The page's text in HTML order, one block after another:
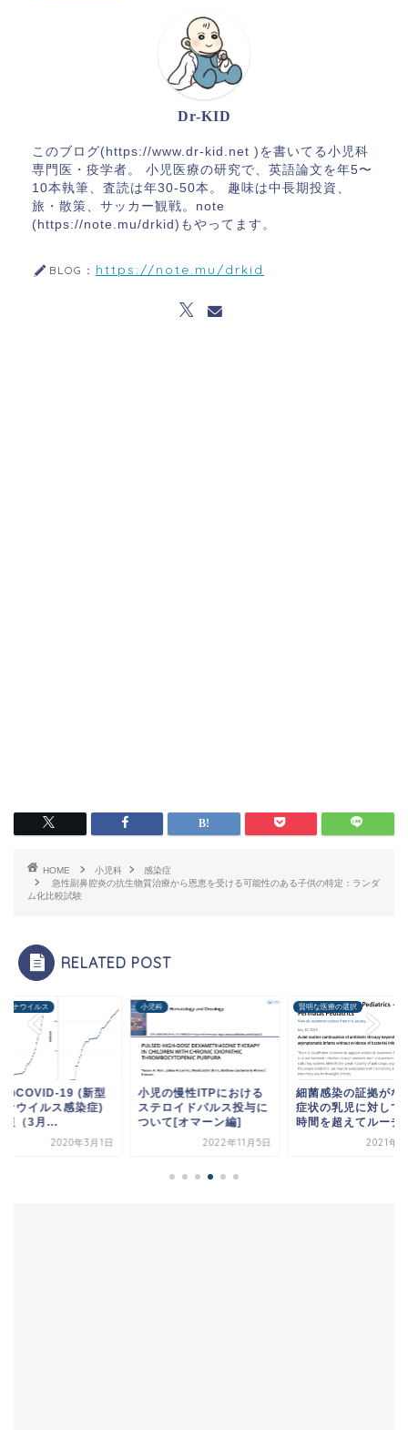
Dr-KID
このブログ(https://www.dr-kid.net )を書いてる小児科
専門医・疫学者。 小児医療の研究で、英語論文を年5〜
10本執筆、査読は年30-50本。 趣味は中長期投資、
旅・散策、サッカー観戦。note
(https://note.mu/drkid)もやってます。
BLOG： https://note.mu/drkid
HOME 小児科
感染症
急性副鼻腔炎の抗生物質治療から恩恵を受ける可能性のある子供の特定：ランダ
ム化比較試験
RELATED POST
ロナウイルス
のCOVID-19 (新型
ナウイルス感染症)
報（3月...
2020年3月1日
小児科
小児の慢性ITPにおける
ステロイドパルス投与に
ついて[オマーン編]
2022年11月5日
賢明な医療の選択
細菌感染の証拠がな
症状の乳児に対して
時間を超えてルーチ
2021年4